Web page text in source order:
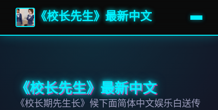
《校长先生》最新中文
《校长先生》最新中文
《校长期先生长》候下面简体中文娱乐白送传